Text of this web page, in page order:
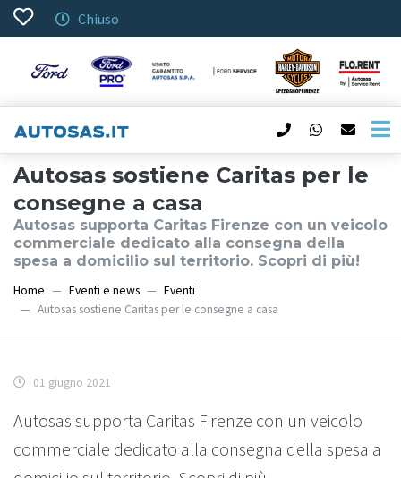
Chiuso
Autosas sostiene Caritas per le
consegne a casa
Autosas supporta Caritas Firenze con un veicolo
commerciale dedicato alla consegna della
spesa a domicilio sul territorio. Scopri di più!
Home Eventi e news
Eventi
Autosas sostiene Caritas per le consegne a casa
01 giugno 2021
Autosas supporta Caritas Firenze con un veicolo
commerciale dedicato alla consegna della spesa a